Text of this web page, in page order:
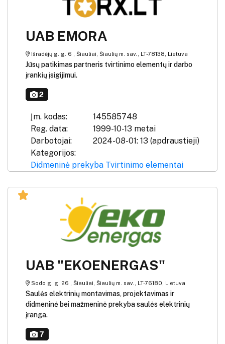
UAB EMORA
Išradėjų g. g. 6 , Šiauliai, Šiaulių m. sav., LT-78138, Lietuva
Jūsų patikimas partneris tvirtinimo elementų ir darbo
įrankių įsigijimui.
2
Įm. kodas:
145585748
Reg. data:
1999-10-13 metai
Darbotojai:
2024-08-01: 13 (apdraustieji)
Kategorijos:
Didmeninė prekyba Tvirtinimo elementai
UAB "EKOENERGAS"
Sodo g. g. 26 , Šiauliai, Šiaulių m. sav., LT-76180, Lietuva
Saulės elektrinių montavimas, projektavimas ir
didmeninė bei mažmeninė prekyba saulės elektrinių
įranga.
7